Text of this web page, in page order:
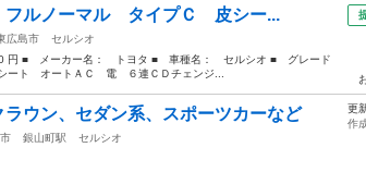
ルノーマル タイプＣ 皮シー...
広島市
セルシオ
円 ■ メーカー名： トヨタ ■ 車種名： セルシオ ■ グレード
ト オートＡＣ 電 ６連ＣＤチェンジ...
ウン、セダン系、スポーツカーなど
銀山町駅 セルシオ
更
作